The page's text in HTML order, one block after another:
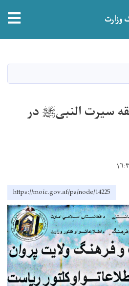
وزارت
سیرت النبیﷺ در
https://moic.gov.af/ps/node/14225